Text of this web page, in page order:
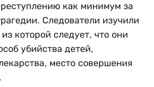
как минимум за
Следователи изучили
которой следует, что они
убийства детей,
место совершения